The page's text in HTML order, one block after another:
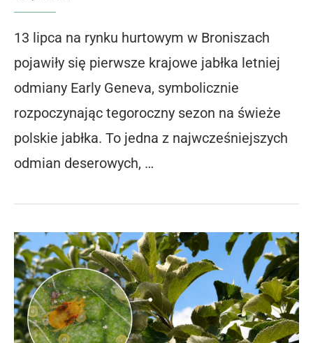
13 lipca na rynku hurtowym w Broniszach
pojawiły się pierwsze krajowe jabłka letniej
odmiany Early Geneva, symbolicznie
rozpoczynając tegoroczny sezon na świeże
polskie jabłka. To jedna z najwcześniejszych
odmian deserowych, …